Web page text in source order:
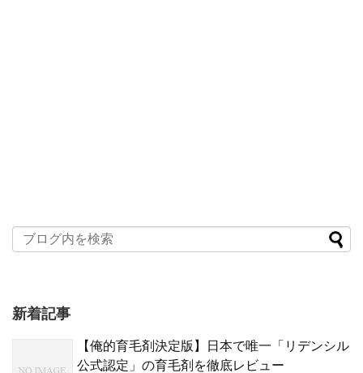
新着記事
【俺的育毛剤決定版】日本で唯一「リデンシル
公式認定」の育毛剤を徹底レビュー